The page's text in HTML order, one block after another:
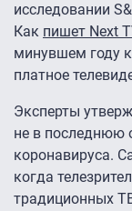
исследовании
Как пишет Next
минувшем году
платное
Эксперты
не в последнюю
коронавируса.
когда
традиционных